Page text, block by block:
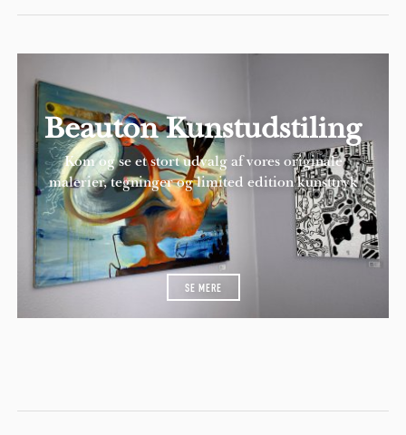
Beauton Kunstudstiling
Kom og se et stort udvalg af vores originale
malerier, tegninger og limited edition kunsttryk
SE MERE